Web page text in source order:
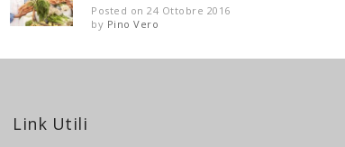
Posted on 24 Ottobre 2016
by Pino Vero
Link Utili